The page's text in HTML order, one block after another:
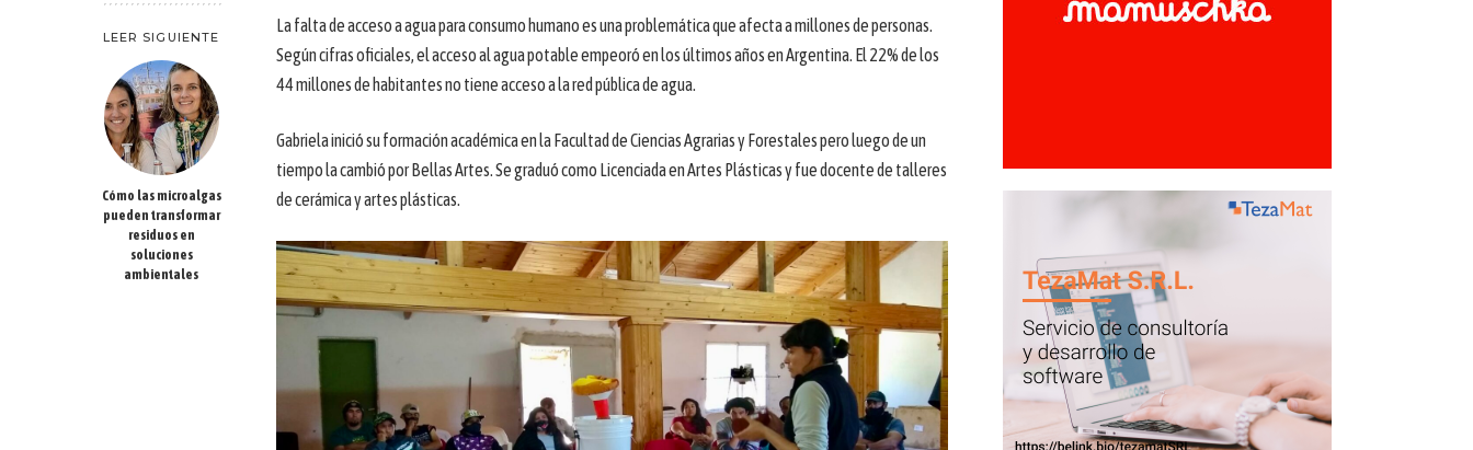
LEER SIGUIENTE
Cómo las microalgas
pueden transformar
residuos en
soluciones
ambientales
La falta de acceso a agua para consumo humano es una problemática que afecta a millones de personas.
Según cifras oficiales, el acceso al agua potable empeoró en los últimos años en Argentina. El 22% de los
44 millones de habitantes no tiene acceso a la red pública de agua.
Gabriela inició su formación académica en la Facultad de Ciencias Agrarias y Forestales pero luego de un
tiempo la cambió por Bellas Artes. Se graduó como Licenciada en Artes Plásticas y fue docente de talleres
de cerámica y artes plásticas.